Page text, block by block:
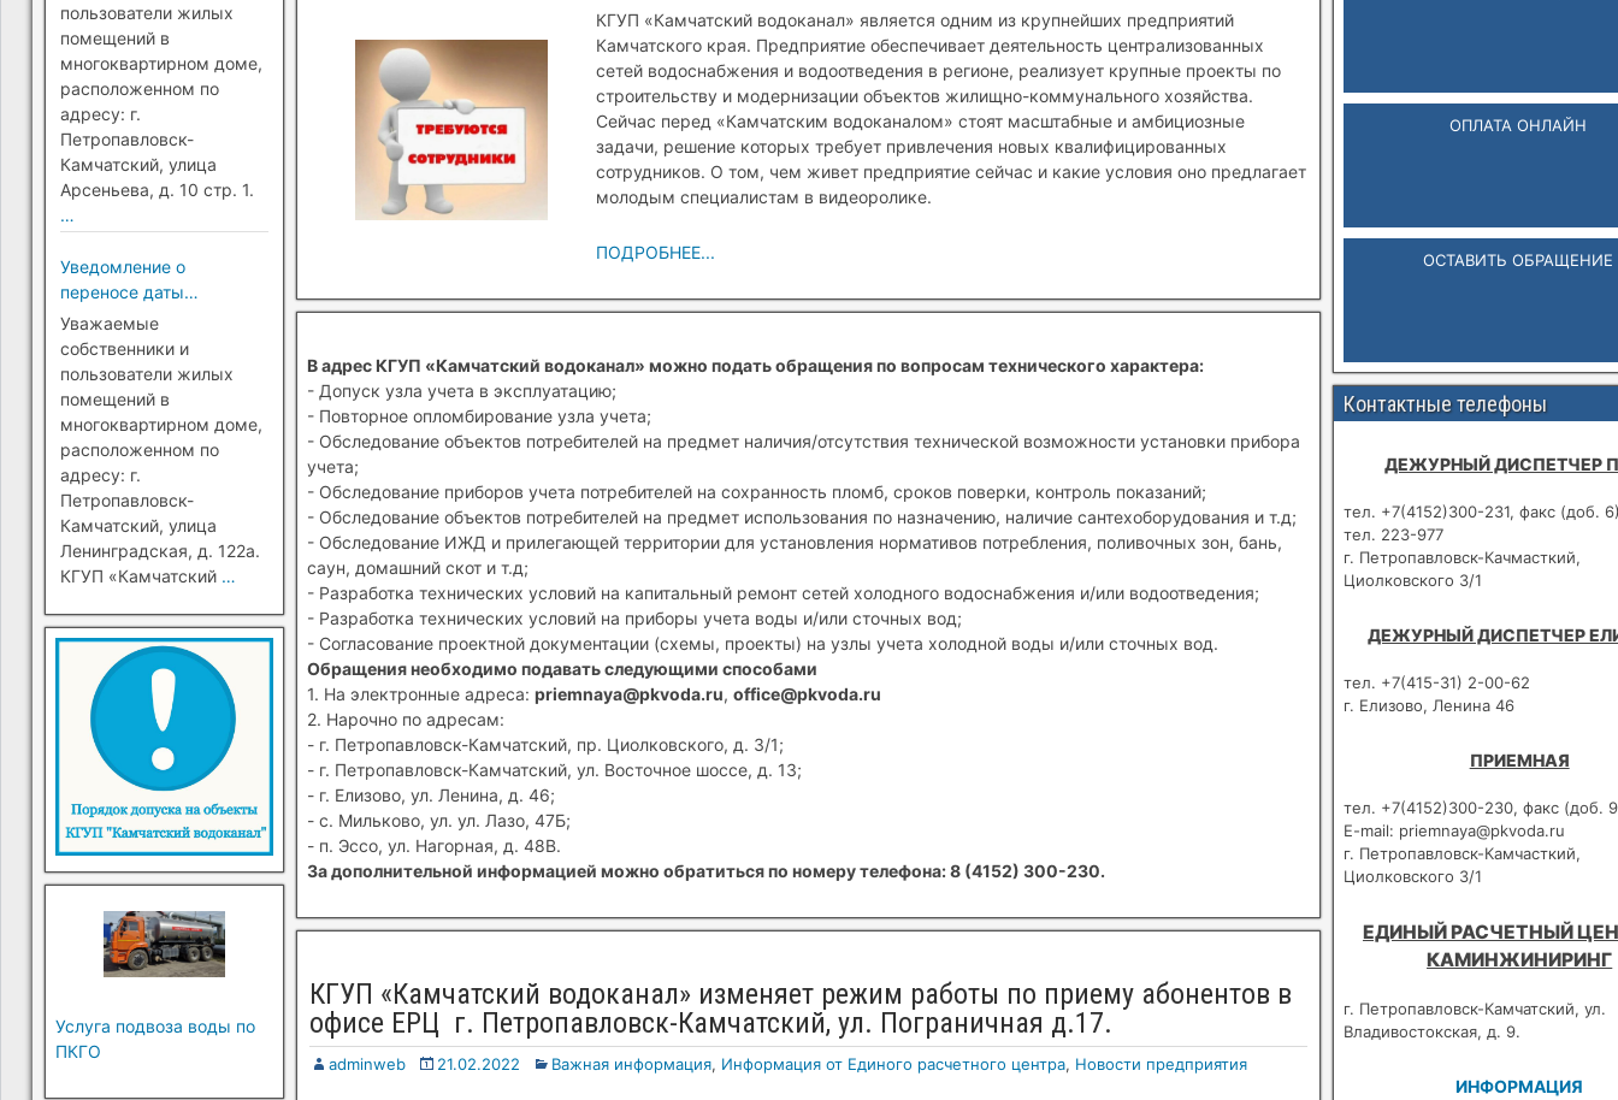
КГУП «Камчатский водоканал» является одним из крупнейших предприятий
Камчатского края. Предприятие обеспечивает деятельность централизованных
сетей водоснабжения и водоотведения в регионе, реализует крупные проекты по
строительству и модернизации объектов жилищно-коммунального хозяйства.
Сейчас перед «Камчатским водоканалом» стоят масштабные и амбициозные
задачи, решение которых требует привлечения новых квалифицированных
сотрудников. О том, чем живет предприятие сейчас и какие условия оно предлагает
молодым специалистам в видеоролике.
ПОДРОБНЕЕ...
В адрес КГУП «Камчатский водоканал» можно подать обращения по вопросам технического характера:
- Допуск узла учета в эксплуатацию;
- Повторное опломбирование узла учета;
- Обследование объектов потребителей на предмет наличия/отсутствия технической возможности установки прибора
учета;
- Обследование приборов учета потребителей на сохранность пломб, сроков поверки, контроль показаний;
- Обследование объектов потребителей на предмет использования по назначению, наличие сантехоборудования и т.д;
- Обследование ИЖД и прилегающей территории для установления нормативов потребления, поливочных зон, бань,
саун, домашний скот и т.д;
- Разработка технических условий на капитальный ремонт сетей холодного водоснабжения и/или водоотведения;
- Разработка технических условий на приборы учета воды и/или сточных вод;
- Согласование проектной документации (схемы, проекты) на узлы учета холодной воды и/или сточных вод.
Обращения необходимо подавать следующими способами
1. На электронные адреса: priemnaya@pkvoda.ru, office@pkvoda.ru
2. Нарочно по адресам:
- г. Петропавловск-Камчатский, пр. Циолковского, д. 3/1;
- г. Петропавловск-Камчатский, ул. Восточное шоссе, д. 13;
- г. Елизово, ул. Ленина, д. 46;
- с. Мильково, ул. ул. Лазо, 47Б;
- п. Эссо, ул. Нагорная, д. 48В.
За дополнительной информацией можно обратиться по номеру телефона: 8 (4152) 300-230.
КГУП «Камчатский водоканал» изменяет режим работы по приему абонентов в
офисе ЕРЦ г. Петропавловск-Камчатский, ул. Пограничная д.17.
adminweb 21.02.2022 Важная информация, Информация от Единого расчетного центра, Новости предприятия
Петропавловск-
Камчатский)
пользователи жилых
помещений в
многоквартирном доме,
расположенном по
адресу: г.
Петропавловск-
Камчатский, улица
Арсеньева, д. 10 стр. 1.
…
Уведомление о
переносе даты
перехода на прямые
платежи (г.
Петропавловск-
Камчатский)
Уважаемые
собственники и
пользователи жилых
помещений в
многоквартирном доме,
расположенном по
адресу: г.
Петропавловск-
Камчатский, улица
Ленинградская, д. 122а.
КГУП «Камчатский …
Услуга подвоза воды по
ПКГО
ОПЛАТА ОНЛАЙН
ОСТАВИТЬ ОБРАЩЕНИЕ
Контактные телефоны
ДЕЖУРНЫЙ ДИСПЕТЧЕР
тел. +7(4152)300-231, факс (доб.
тел. 223-977
г. Петропавловск-Качмасткий,
Циолковского 3/1
ДЕЖУРНЫЙ ДИСПЕТЧЕР
тел. +7(415-31) 2-00-62
г. Елизово, Ленина 46
ПРИЕМНАЯ
тел. +7(4152)300-230, факс (доб.
E-mail: priemnaya@pkvoda.ru
г. Петропавловск-Камчасткий,
Циолковского 3/1
ЕДИНЫЙ РАСЧЕТНЫЙ
КАМИНЖИНИРИНГ
г. Петропавловск-Камчатский, ул.
Владивостокская, д. 9.
ИНФОРМАЦИЯ